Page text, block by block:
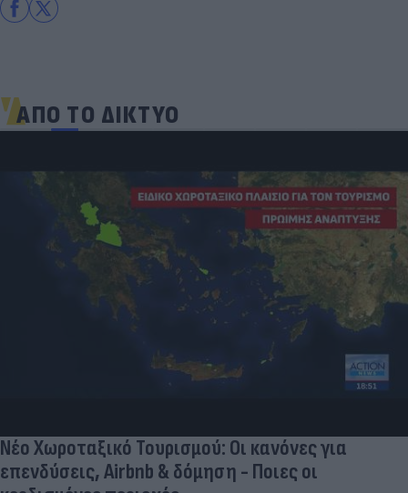
ΑΠΟ ΤΟ ΔΙΚΤΥΟ
«Μια θεά για τον θεό» - Η κυρία Μέσι
εντυπωσίασε στο Instagram, την σχολίασε και η